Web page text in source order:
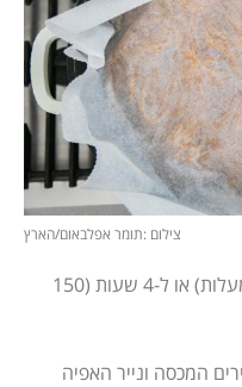
צילום :תומר אפלבאום/הארץ
מכניסים לתנור למשך הלילה (120 מעלות) או ל-4 שעות (150
המכסה ונייר האפיה